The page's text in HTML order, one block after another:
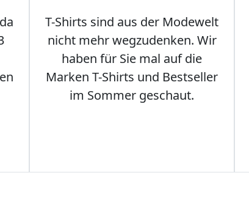
T-Shirts sind aus der Modewelt
nicht mehr wegzudenken. Wir
haben für Sie mal auf die
Marken T-Shirts und Bestseller
im Sommer geschaut.